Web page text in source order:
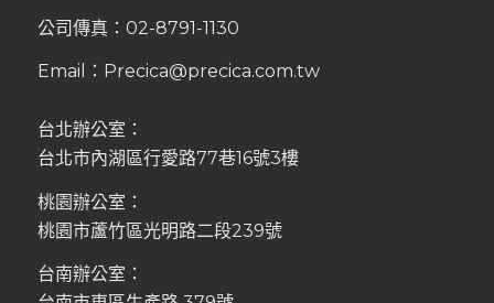
公司傳真：02-8791-1130
Email： Precica@precica.com.tw
台北辦公室：
台北市內湖區行愛路77巷16號3樓
桃園辦公室：
桃園市蘆竹區光明路二段239號
台南辦公室：